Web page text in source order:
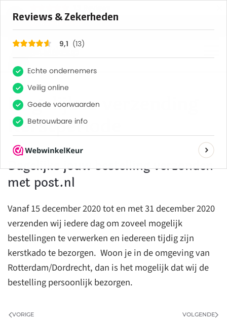
9,1
Terug naar hoofdinhoud
Dagelijkse verzending
Kerstperiode
Dagelijks jouw bestelling verzonden
met post.nl
Vanaf 15 december 2020 tot en met 31 december 2020
verzenden wij iedere dag om zoveel mogelijk
bestellingen te verwerken en iedereen tijdig zijn
kerstkado te bezorgen. Woon je in de omgeving van
Rotterdam/Dordrecht, dan is het mogelijk dat wij de
bestelling persoonlijk bezorgen.
VORIGE VOLGENDE